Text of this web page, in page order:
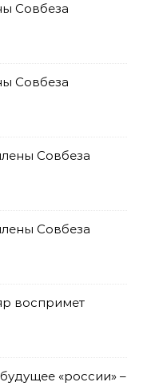
Совбеза
Совбеза
Совбеза
Совбеза
воспримет
«россии» –